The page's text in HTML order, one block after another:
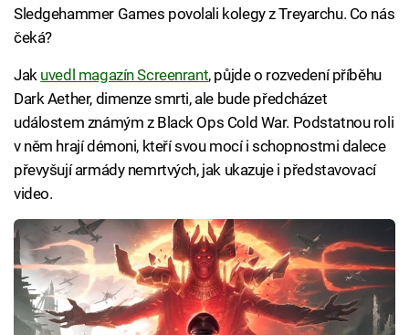
Sledgehammer Games povolali kolegy z Treyarchu. Co nás
čeká?
Jak uvedl magazín Screenrant, půjde o rozvedení příběhu
Dark Aether, dimenze smrti, ale bude předcházet
událostem známým z Black Ops Cold War. Podstatnou roli
v něm hrají démoni, kteří svou mocí i schopnostmi dalece
převyšují armády nemrtvých, jak ukazuje i představovací
video.